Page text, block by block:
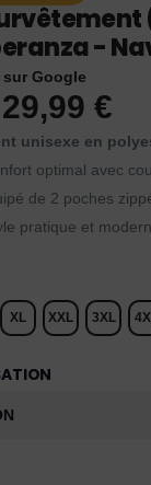
-
sur Google
29,99€
unisexe en
optimal avec
de 2 poches
pratique et
XL XXL 3XL